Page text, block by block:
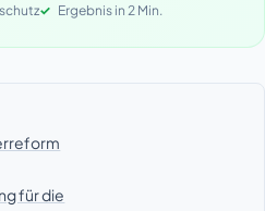
Ergebnis in 2 Min.
für die